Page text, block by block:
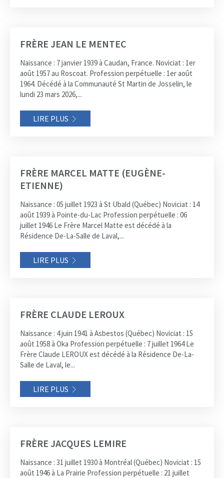
FRÈRE JEAN LE MENTEC
Naissance : 7 janvier 1939 à Caudan, France. Noviciat : 1er
août 1957 au Roscoat. Profession perpétuelle : 1er août
1964. Décédé à la Communauté St Martin de Josselin, le
lundi 23 mars 2026,...
LIRE PLUS
FRÈRE MARCEL MATTE (EUGÈNE-
ETIENNE)
Naissance : 05 juillet 1923 à St Ubald (Québec) Noviciat : 14
août 1939 à Pointe-du-Lac Profession perpétuelle : 06
juillet 1946 Le Frère Marcel Matte est décédé à la
Résidence De-La-Salle de Laval,...
LIRE PLUS
FRÈRE CLAUDE LEROUX
Naissance : 4 juin 1941 à Asbestos (Québec) Noviciat : 15
août 1958 à Oka Profession perpétuelle : 7 juillet 1964 Le
Frère Claude LEROUX est décédé à la Résidence De-La-
Salle de Laval, le...
LIRE PLUS
FRÈRE JACQUES LEMIRE
Naissance : 31 juillet 1930 à Montréal (Québec) Noviciat : 15
août 1946 à La Prairie Profession perpétuelle : 21 juillet